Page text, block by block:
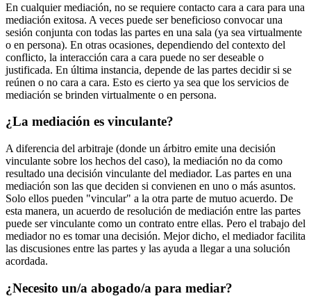
En cualquier mediación, no se requiere contacto cara a cara para una
mediación exitosa. A veces puede ser beneficioso convocar una
sesión conjunta con todas las partes en una sala (ya sea virtualmente
o en persona). En otras ocasiones, dependiendo del contexto del
conflicto, la interacción cara a cara puede no ser deseable o
justificada. En última instancia, depende de las partes decidir si se
reúnen o no cara a cara. Esto es cierto ya sea que los servicios de
mediación se brinden virtualmente o en persona.
¿La mediación es vinculante?
A diferencia del arbitraje (donde un árbitro emite una decisión
vinculante sobre los hechos del caso), la mediación no da como
resultado una decisión vinculante del mediador. Las partes en una
mediación son las que deciden si convienen en uno o más asuntos.
Solo ellos pueden "vincular" a la otra parte de mutuo acuerdo. De
esta manera, un acuerdo de resolución de mediación entre las partes
puede ser vinculante como un contrato entre ellas. Pero el trabajo del
mediador no es tomar una decisión. Mejor dicho, el mediador facilita
las discusiones entre las partes y las ayuda a llegar a una solución
acordada.
¿Necesito un/a abogado/a para mediar?